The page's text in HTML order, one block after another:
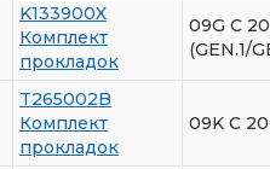
K133900X
Комплект
прокладок
09G С
(GEN.1/
T265002B
Комплект
прокладок
09K С